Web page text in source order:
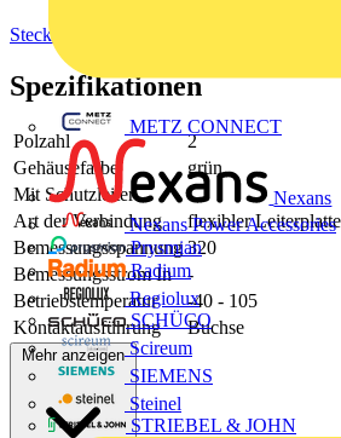
METZ CONNECT
Nexans
Nexans Power Accessories
Prysmian
Radium
Regiolux
SCHÜCO
Scireum
SIEMENS
Steinel
STRIEBEL & JOHN
Steckverbinder
Spezifikationen
Polzahl
2
Gehäusefarbe
grün
Mit Schutzleiter
-
Art der Verbindung
flexibler
Bemessungsspannung 320
Bemessungsstrom In
-
Betriebstemperatur
-40 - 105
Kontaktausführung
Buchse
Mehr anzeigen